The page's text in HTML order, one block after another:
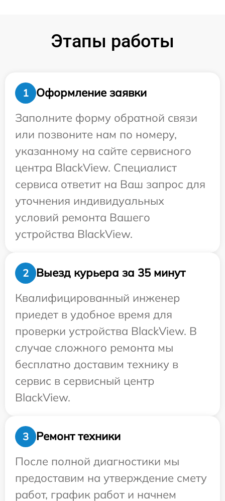
Этапы работы
1
Оформление заявки
Заполните форму обратной связи
или позвоните нам по номеру,
указанному на сайте сервисного
центра BlackView. Специалист
сервиса ответит на Ваш запрос для
уточнения индивидуальных
условий ремонта Вашего
устройства BlackView.
2
Выезд курьера за 35 минут
Квалифицированный инженер
приедет в удобное время для
проверки устройства BlackView. В
случае сложного ремонта мы
бесплатно доставим технику в
сервис в сервисный центр
BlackView.
3
Ремонт техники
После полной диагностики мы
предоставим на утверждение смету
работ, график работ и начнем